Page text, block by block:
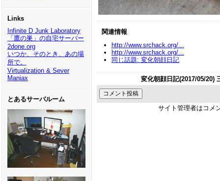
Links
Infinite D Junk Laboratory
「鷹の巣」の自宅サーバー
2done.org
いつか、そのとき、あの場
所で。
Virtualization & Sever
Maniax
とあるサーバルーム
関連情報
http://www.srchack.org/...
http://www.srchack.org/...
同じ話題: 変化朝顔日記
変化朝顔日記(2017/05/20)
サイト管理者はコメ